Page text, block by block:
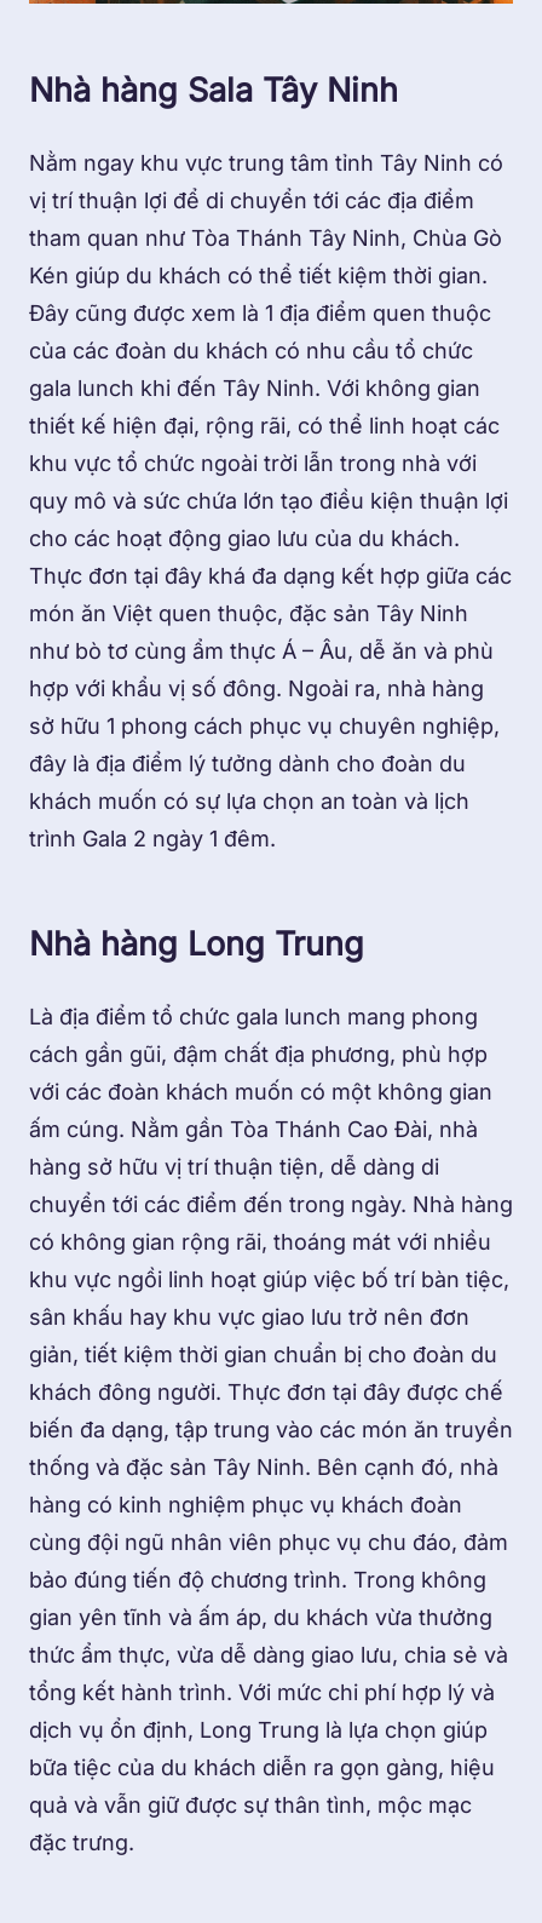
Nhà hàng Sala Tây Ninh
Nằm ngay khu vực trung tâm tỉnh Tây Ninh có
vị trí thuận lợi để di chuyển tới các địa điểm
tham quan như Tòa Thánh Tây Ninh, Chùa Gò
Kén giúp du khách có thể tiết kiệm thời gian.
Đây cũng được xem là 1 địa điểm quen thuộc
của các đoàn du khách có nhu cầu tổ chức
gala lunch khi đến Tây Ninh. Với không gian
thiết kế hiện đại, rộng rãi, có thể linh hoạt các
khu vực tổ chức ngoài trời lẫn trong nhà với
quy mô và sức chứa lớn tạo điều kiện thuận lợi
cho các hoạt động giao lưu của du khách.
Thực đơn tại đây khá đa dạng kết hợp giữa các
món ăn Việt quen thuộc, đặc sản Tây Ninh
như bò tơ cùng ẩm thực Á – Âu, dễ ăn và phù
hợp với khẩu vị số đông. Ngoài ra, nhà hàng
sở hữu 1 phong cách phục vụ chuyên nghiệp,
đây là địa điểm lý tưởng dành cho đoàn du
khách muốn có sự lựa chọn an toàn và lịch
trình Gala 2 ngày 1 đêm.
Nhà hàng Long Trung
Là địa điểm tổ chức gala lunch mang phong
cách gần gũi, đậm chất địa phương, phù hợp
với các đoàn khách muốn có một không gian
ấm cúng. Nằm gần Tòa Thánh Cao Đài, nhà
hàng sở hữu vị trí thuận tiện, dễ dàng di
chuyển tới các điểm đến trong ngày. Nhà hàng
có không gian rộng rãi, thoáng mát với nhiều
khu vực ngồi linh hoạt giúp việc bố trí bàn tiệc,
sân khấu hay khu vực giao lưu trở nên đơn
giản, tiết kiệm thời gian chuẩn bị cho đoàn du
khách đông người. Thực đơn tại đây được chế
biến đa dạng, tập trung vào các món ăn truyền
thống và đặc sản Tây Ninh. Bên cạnh đó, nhà
hàng có kinh nghiệm phục vụ khách đoàn
cùng đội ngũ nhân viên phục vụ chu đáo, đảm
bảo đúng tiến độ chương trình. Trong không
gian yên tĩnh và ấm áp, du khách vừa thưởng
thức ẩm thực, vừa dễ dàng giao lưu, chia sẻ và
tổng kết hành trình. Với mức chi phí hợp lý và
dịch vụ ổn định, Long Trung là lựa chọn giúp
bữa tiệc của du khách diễn ra gọn gàng, hiệu
quả và vẫn giữ được sự thân tình, mộc mạc
đặc trưng.